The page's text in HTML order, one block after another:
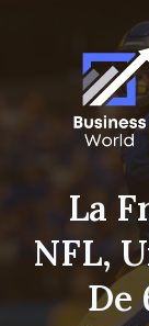
La
NFL,
De